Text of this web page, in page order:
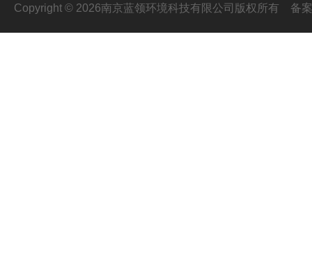
Copyright © 2026南京蓝领环境科技有限公司版权所有 备